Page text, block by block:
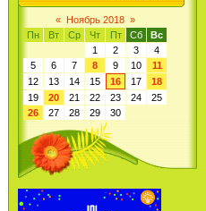
« Ноябрь 2018 »
Пн
Вт Ср Чт Пт Сб
Вс
1
2 3
4
5
6 7 8 9 10
11
12
13 14 15 16 17
18
19
20 21 22 23 24
25
26
27 28 29 30